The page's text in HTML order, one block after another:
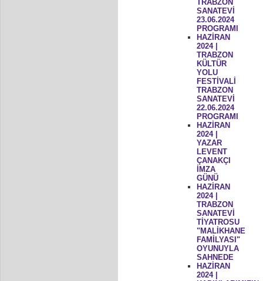
TRABZON
SANATEVİ
23.06.2024
PROGRAMI
HAZİRAN
2024 |
TRABZON
KÜLTÜR
YOLU
FESTİVALİ
TRABZON
SANATEVİ
22.06.2024
PROGRAMI
HAZİRAN
2024 |
YAZAR
LEVENT
ÇANAKÇI
İMZA
GÜNÜ
HAZİRAN
2024 |
TRABZON
SANATEVİ
TİYATROSU
"MALİKHANE
FAMİLYASI"
OYUNUYLA
SAHNEDE
HAZİRAN
2024 |